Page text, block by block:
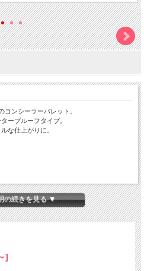
コンシーラーパレット。
ープルーフタイプ。
な仕上がりに。
ウロイルリシン、水添ポリイソブテン、ジ
ロキシフェニルトリメチコン、セスキイソ
キサノイン、マイクロクリスタリンワック
エキス、センチフォリアバラ花エキス、ハ
の続きを見る ▼
]